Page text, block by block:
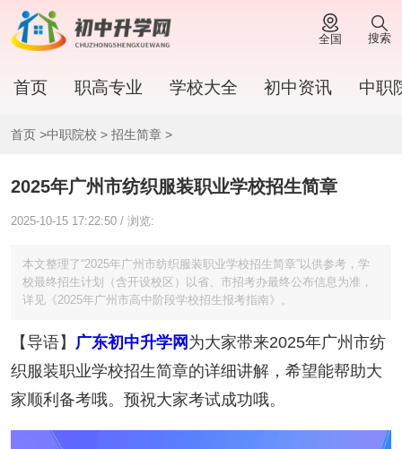
全国 搜索
首页 职高专业 学校大全 初中资讯 中职
首页 >中职院校 > 招生简章>
2025年广州市纺织服装职业学校招生简章
2025-10-15 17:22:50 / 浏览:
本文整理了“2025年广州市纺织服装职业学校招生简章”以供参考，学
校最终招生计划（含开设校区）以省、市招考办最终公布信息为准，
详见《2025年广州市高中阶段学校招生报考指南》。
【导语】 广东初中升学网 为大家带来2025年广州市纺
织服装职业学校招生简章的详细讲解，希望能帮助大
家顺利备考哦。预祝大家考试成功哦。